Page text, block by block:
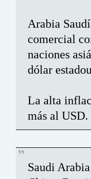
Arabia
comercial
naciones
dólar
La alta
más al USD.
Saudi